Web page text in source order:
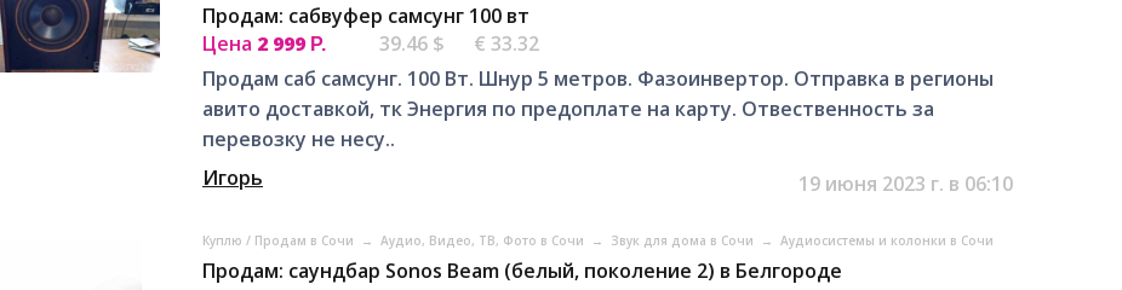
Продам: сабвуфер самсунг 100 вт
Цена 2 999 Р. 39.46 $
€ 33.32
Продам саб самсунг. 100 Вт. Шнур 5 метров. Фазоинвертор. Отправка в регионы
авито доставкой, тк Энергия по предоплате на карту. Отвественность за
перевозку не несу..
Игорь
19 июня 2023 г. в 06:10
Куплю / Продам в Сочи → Аудио, Видео, ТВ, Фото в Сочи → Звук для дома в Сочи → Аудиосистемы и колонки в Сочи
Продам: саундбар Sonos Beam (белый, поколение 2) в Белгороде